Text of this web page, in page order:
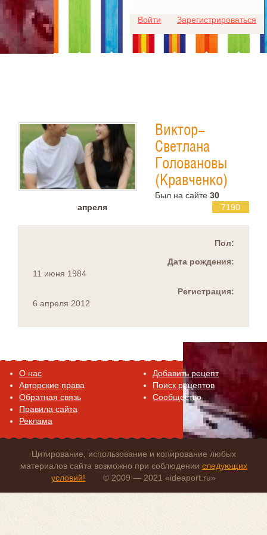
Войти Зарегистрироваться
Виктор-
Светлана
Головановы
(Кравченко)
Был на сайте 30
апреля
7190
Пол:
Дата рождения:
11 июня 1984
Регистрация:
6 апреля 2012
O нас
Авторские права
Обратная связь
Правила сайта
Реклама
Добавить рецепт
Поиск рецептов
Сообщество
Цитирование, использование и копирование любых
материалов сайта возможно при соблюдении следующих
условий!
© 2009 — 2021 «ideaport.ru»
Для любых предложений по